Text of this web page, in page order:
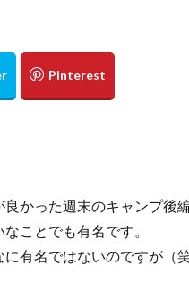
かった週末のキャンプ後編
ことでも有名です。
有名ではないのですが（